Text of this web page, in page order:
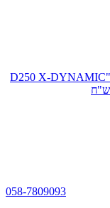
רמת גימור (כניסה) חדשה "S200" ורמת הגימור "D250 X-DYNAMIC
058-7809093